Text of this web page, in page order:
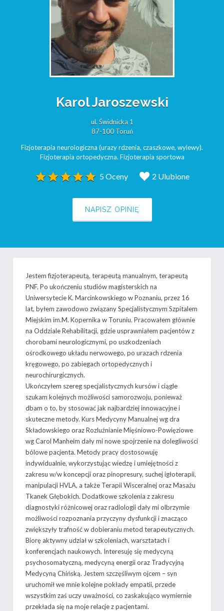
Karol Jaroszewski
ul. Świdnicka 1
87-100 Toruń
Fizjoterapia neurologiczna (urazy rdzenia, czaszkowe, wylewy),
Fizjoterapia ortopedyczna, Fizjoterapia sportowa
5 Oceny 2 Ulubione
NAPISZ OPINIĘ
Jestem fizjoterapeutą, terapeutą manualnym, terapeutą
PNF. Po ukończeniu studiów magisterskich na
Uniwersytecie K. Marcinkowskiego w Poznaniu, przez 16
lat, byłem zawodowo związany Specjalistycznym Szpitalem
Miejskim im.M. Kopernika w Toruniu. Pracowałem głównie
na Oddziale Rehabilitacji, gdzie usprawniałem pacjentów z
chorobami neurologicznymi, po uszkodzeniach
ośrodkowego układu nerwowego, po urazach rdzenia
kręgowego, po zabiegach ortopedycznych i
neurochirurgicznych.
Ukończyłem szereg specjalistycznych kursów i ciągle
szukam kolejnych możliwości samorozwoju, ponieważ
dbam o to, by stosować jak najbardziej innowacyjne i
skuteczne metody. Kurs Medycyny Manualnej wg dra
Składowskiego oraz Rozluźnianie Mięśniowo-Powięziowe
wg Carol Manheim dały mi nowe spojrzenie na dolegliwości
bólowe pacjenta. Metody pracy dostosowuję
indywidualnie, wykorzystując wiedzę i umiejętności z
zakresu w/w koncepcji oraz pinopresury, suchej igłoterapii,
manipulacji HVLA, a także Terapii Wisceralnej oraz Masażu
Tkanek Głębokich. Dodatkowe szkolenia z zakresu
diagnostyki różnicowej oraz radiologii dały mi olbrzymie
możliwości rozpoznania przyczyny dysfunkcji i znacząco
zwiększyły trafność w dobieraniu metod terapeutycznych.
Biorę aktywny udział w szkoleniach, warsztatach i
konferencjach naukowych. Interesuję się medycyną
psychosomatyczną, medycyną energii oraz Tradycyjną
Medycyną Chińską. Jestem szczęśliwym ojcem – syn
uruchomił we mnie kolejne pokłady empatii, przede
wszystkim zaś uczy uważności, co zaskakująco wymiernie
przekłada się na moje relacje z pacjentami.